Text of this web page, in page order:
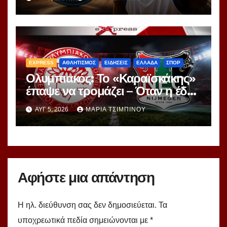
EXPRESS ΑΘΛΗΤΙΣΜΟΣ ΕΙΔΗΣΕΙΣ ΕΛΛΑΔΑ ΣΠΟΡ
Ολυμπιακός: Το «Καραϊσκάκης»
έπαψε να τρομάζει – Όταν η έδρα
μετατρέπεται σε πρόβλημα
ΑΥΓ 5, 2026 ΜΑΡΊΑ ΤΣΙΜΠΙΝΟΎ
Αφήστε μια απάντηση
Η ηλ. διεύθυνση σας δεν δημοσιεύεται. Τα
υποχρεωτικά πεδία σημειώνονται με *